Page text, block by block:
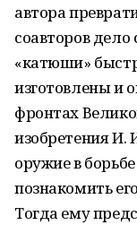
автора
соавторов дело
«катюши»
изготовлены и
фронтах
изобретения И.
оружие в
познакомить
Тогда ему